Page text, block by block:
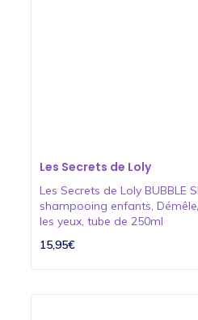
Les Secrets de Loly
Les Secrets de Loly BUBBLE
shampooing enfants,
les yeux, tube de 250ml
15,95€